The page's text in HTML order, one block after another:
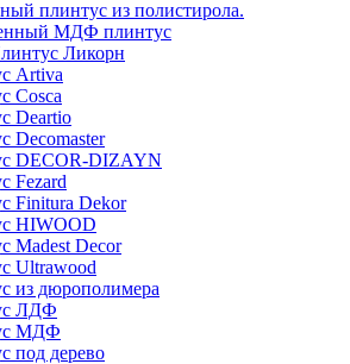
плинтус из полистирола.
МДФ плинтус
Ликорн
Artiva
Cosca
Deartio
Decomaster
DECOR-DIZAYN
Fezard
Finitura Dekor
HIWOOD
Madest Decor
Ultrawood
из дюрополимера
ЛДФ
МДФ
под дерево